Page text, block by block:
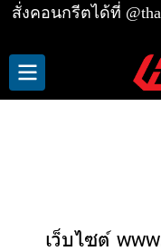
สั่งคอนกรีตได้ที่
เว็บไซต์